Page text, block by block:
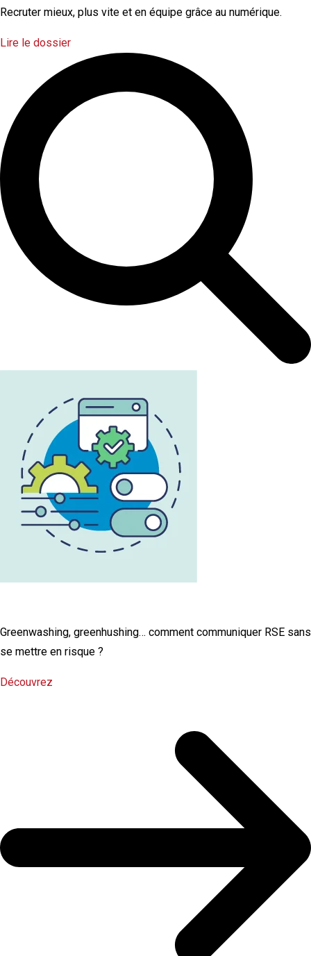
Recruter mieux, plus vite et en équipe grâce au numérique.
Lire le dossier
Greenwashing, greenhushing… comment communiquer RSE sans
se mettre en risque ?
Découvrez